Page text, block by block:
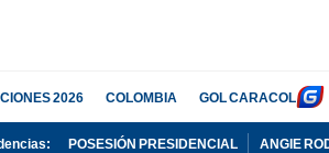
2026 COLOMBIA GOL CARACOL
POSESIÓN PRESIDENCIAL ANGIE